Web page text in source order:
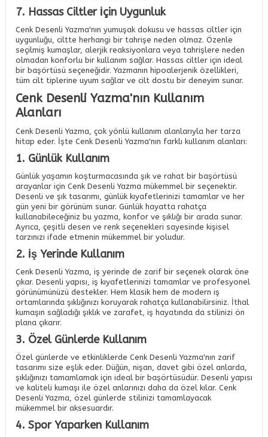
7. Hassas Ciltler İçin Uygunluk
Cenk Desenli Yazma'nın yumuşak dokusu ve hassas ciltler için
uygunluğu, ciltte herhangi bir tahrişe neden olmaz. Özenle
seçilmiş kumaşlar, alerjik reaksiyonlara veya tahrişlere neden
olmadan konforlu bir kullanım sağlar. Hassas ciltler için ideal
bir başörtüsü seçeneğidir. Yazmanın hipoalerjenik özellikleri,
tüm cilt tiplerine uyum sağlar ve cilt dostu bir deneyim sunar.
Cenk Desenli Yazma'nın Kullanım
Alanları
Cenk Desenli Yazma, çok yönlü kullanım alanlarıyla her tarza
hitap eder. İşte Cenk Desenli Yazma'nın farklı kullanım alanları:
1. Günlük Kullanım
Günlük yaşamın koşturmacasında şık ve rahat bir başörtüsü
arayanlar için Cenk Desenli Yazma mükemmel bir seçenektir.
Desenli ve şık tasarımı, günlük kıyafetlerinizi tamamlar ve her
gün yeni bir görünüm sunar. Günlük hayatta rahatça
kullanabileceğiniz bu yazma, konfor ve şıklığı bir arada sunar.
Ayrıca, çeşitli desen ve renk seçenekleri sayesinde kişisel
tarzınızı ifade etmenin mükemmel bir yoludur.
2. İş Yerinde Kullanım
Cenk Desenli Yazma, iş yerinde de zarif bir seçenek olarak öne
çıkar. Desenli yapısı, iş kıyafetlerinizi tamamlar ve profesyonel
görünümünüzü destekler. Hem klasik hem de modern iş
ortamlarında şıklığınızı koruyarak rahatça kullanabilirsiniz. İthal
kumaşın sağladığı şıklık ve zarafet, iş hayatında da stilinizi ön
plana çıkarır.
3. Özel Günlerde Kullanım
Özel günlerde ve etkinliklerde Cenk Desenli Yazma'nın zarif
tasarımı size eşlik eder. Düğün, nişan, davet gibi özel anlarda,
şıklığınızı tamamlamak için ideal bir başörtüsüdür. Desenli yapısı
ve kaliteli kumaşı ile özel anlarınızı daha da özel kılar. Cenk
Desenli Yazma, özel günlerde stilinizi tamamlayacak
mükemmel bir aksesuardır.
4. Spor Yaparken Kullanım